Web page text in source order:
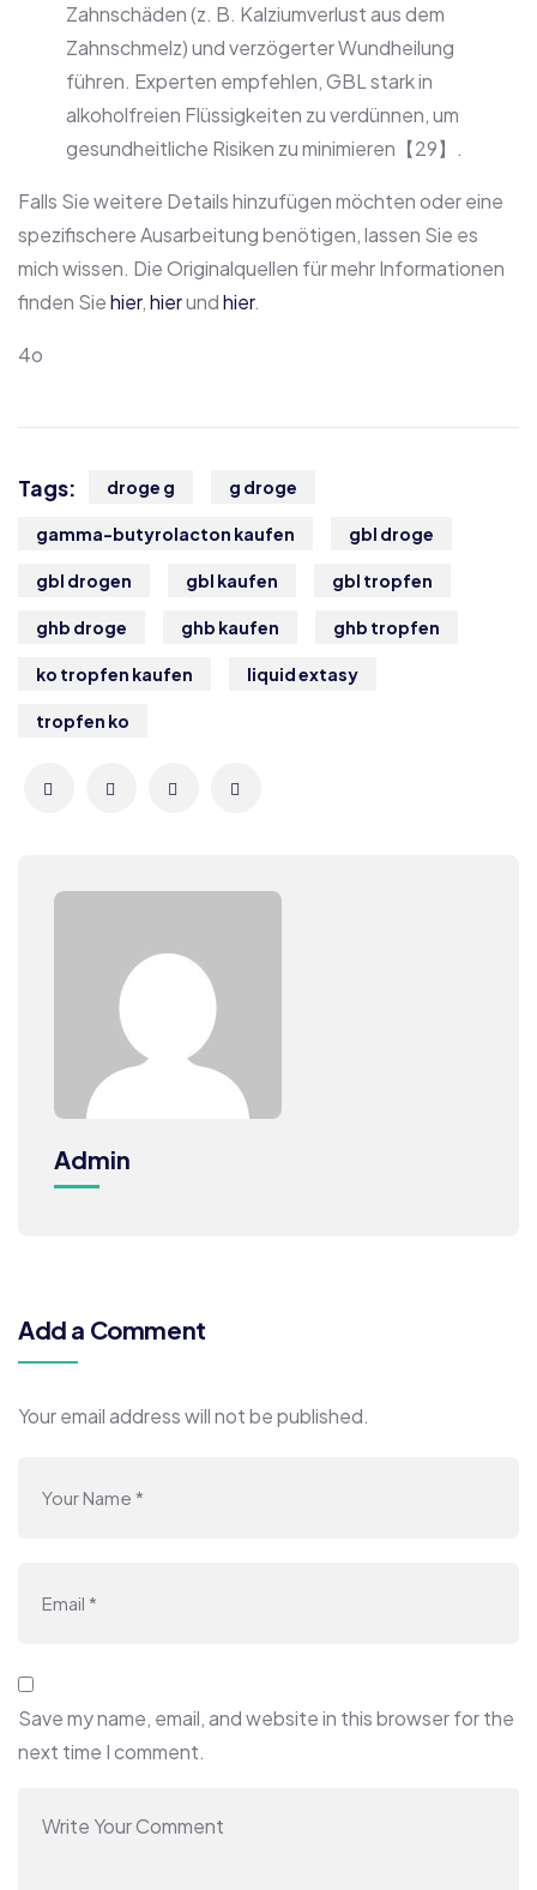
Zahnschäden (z. B. Kalziumverlust aus dem
Zahnschmelz) und verzögerter Wundheilung
führen. Experten empfehlen, GBL stark in
alkoholfreien Flüssigkeiten zu verdünnen, um
gesundheitliche Risiken zu minimieren【29】.
Falls Sie weitere Details hinzufügen möchten oder eine
spezifischere Ausarbeitung benötigen, lassen Sie es
mich wissen. Die Originalquellen für mehr Informationen
finden Siehier,hierundhier.
4o
Tags: droge g g droge
gamma-butyrolacton kaufen gbl droge
gbl drogen gbl kaufen gbl tropfen
ghb droge ghb kaufen ghb tropfen
ko tropfen kaufen liquid extasy
tropfen ko
Admin
Add a Comment
Your email address will not be published.
Save my name, email, and website in this browser for the
next time I comment.